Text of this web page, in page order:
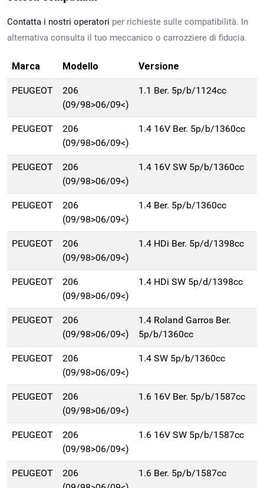
Contatta i nostri operatori per richieste sulle compatibilità. In
alternativa consulta il tuo meccanico o carrozziere di fiducia.
Marca Modello Versione
PEUGEOT
206
(09/98>06/09<)
1.1 Ber. 5p/b/1124cc
PEUGEOT
206
(09/98>06/09<)
1.4 16V Ber. 5p/b/1360cc
PEUGEOT
206
(09/98>06/09<)
1.4 16V SW 5p/b/1360cc
PEUGEOT
206
(09/98>06/09<)
1.4 Ber. 5p/b/1360cc
PEUGEOT
206
(09/98>06/09<)
1.4 HDi Ber. 5p/d/1398cc
PEUGEOT
206
(09/98>06/09<)
1.4 HDi SW 5p/d/1398cc
PEUGEOT
206
(09/98>06/09<)
1.4 Roland Garros Ber.
5p/b/1360cc
PEUGEOT
206
(09/98>06/09<)
1.4 SW 5p/b/1360cc
PEUGEOT
206
(09/98>06/09<)
1.6 16V Ber. 5p/b/1587cc
PEUGEOT
206
(09/98>06/09<)
1.6 16V SW 5p/b/1587cc
PEUGEOT
206
1.6 Ber. 5p/b/1587cc